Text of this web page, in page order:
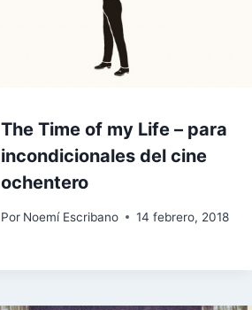
The Time of my Life – para
incondicionales del cine
ochentero
Por Noemí Escribano 14 febrero, 2018